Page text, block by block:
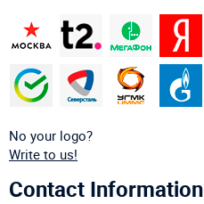
No your logo?
Write to us!
Contact Information